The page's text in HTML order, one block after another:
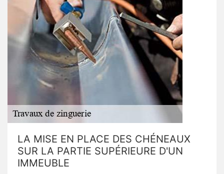
LA MISE EN PLACE DES CHÉNEAUX
SUR LA PARTIE SUPÉRIEURE D'UN
IMMEUBLE